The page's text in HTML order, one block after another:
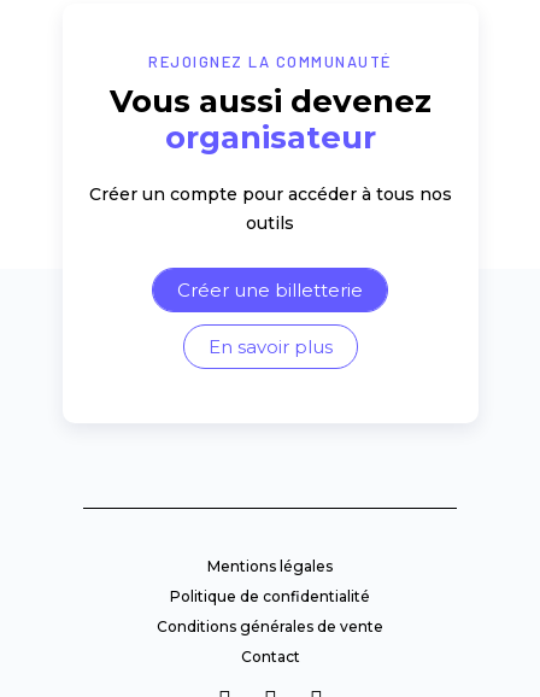
REJOIGNEZ LA COMMUNAUTÉ
Vous aussi devenez
organisateur
Créer un compte pour accéder à tous nos
outils
Créer une billetterie
En savoir plus
Mentions légales
Politique de confidentialité
Conditions générales de vente
Contact